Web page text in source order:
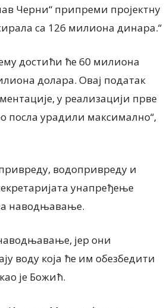
Черни“ припреми пројектну
са 126 милиона динара.“
достићи ће 60 милиона
долара. Овај податак
у реализацији прве
посла урадили максимално“,
водопривреду и
унапређење
наводњавање.
јер они
воду која ће им обезбедити
је Божић.